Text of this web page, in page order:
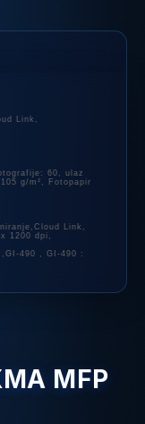
Link,
60, ulaz
g/m², Fotopapir
Link,
1200 dpi,
490 , GI-490 :
MFP